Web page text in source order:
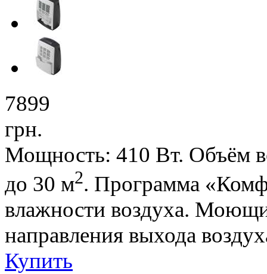
7899
грн.
Мощность: 410 Вт. Объём
до 30 м2. Программа
влажности воздуха.
направления выхода
Купить